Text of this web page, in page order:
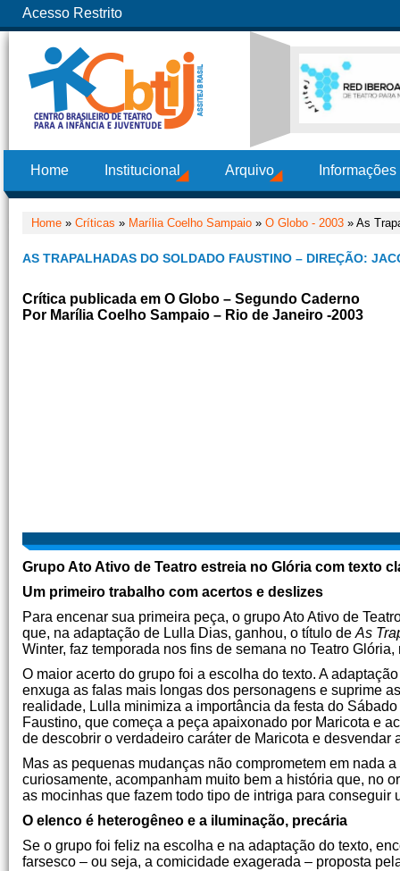
Acesso Restrito
Home Institucional Arquivo
Home » Críticas » Marília Coelho Sampaio » O Globo - 2003 » As
AS TRAPALHADAS DO SOLDADO FAUSTINO – DIREÇÃO:
Crítica publicada em O Globo – Segundo Caderno
Por Marília Coelho Sampaio – Rio de Janeiro -2003
Grupo Ato Ativo de Teatro estreia no Glória com texto
Um primeiro trabalho com acertos e deslizes
Para encenar sua primeira peça, o grupo Ato Ativo de
que, na adaptação de Lulla Dias, ganhou, o título de As
Winter, faz temporada nos fins de semana no Teatro
O maior acerto do grupo foi a escolha do texto. A
enxuga as falas mais longas dos personagens e suprime
realidade, Lulla minimiza a importância da festa do
Faustino, que começa a peça apaixonado por Maricota e
de descobrir o verdadeiro caráter de Maricota e
Mas as pequenas mudanças não comprometem em nada
curiosamente, acompanham muito bem a história que, no
as mocinhas que fazem todo tipo de intriga para conseguir
O elenco é heterogêneo e a iluminação, precária
Se o grupo foi feliz na escolha e na adaptação do texto,
farsesco – ou seja, a comicidade exagerada – proposta